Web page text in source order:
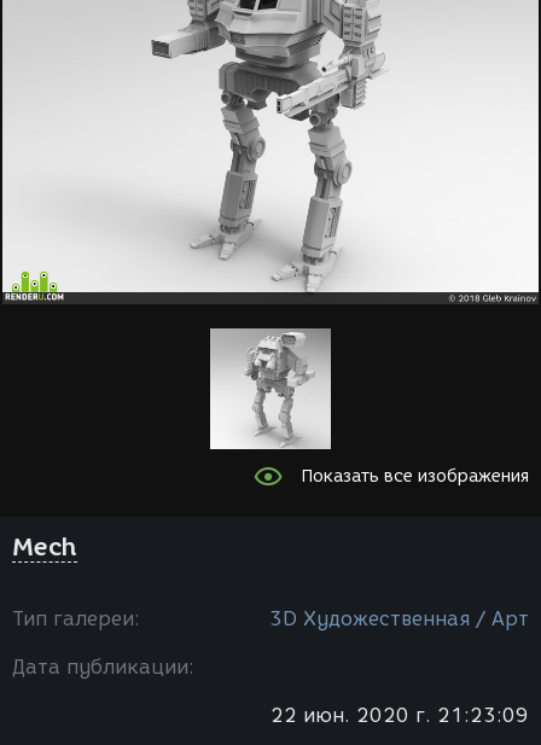
Показать все изображения
Mech
Тип галереи: 3D Художественная / Арт
Дата публикации:
22 июн. 2020 г. 21:23:09